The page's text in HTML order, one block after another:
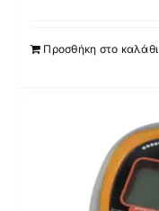
Προσθήκη στο καλάθι